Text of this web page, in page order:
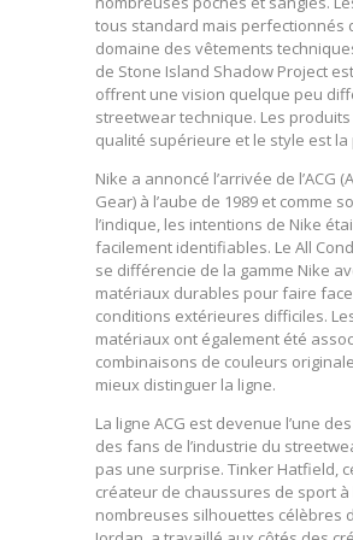
tous standard mais perfectionnés
domaine des vêtements
de Stone Island Shadow Project est
offrent une vision quelque peu
streetwear technique. Les
qualité supérieure et le style est la
Nike a annoncé l’arrivée de l’ACG
Gear) à l’aube de 1989 et comme
l’indique, les intentions de Nike
facilement identifiables. Le All
se différencie de la gamme Nike
matériaux durables pour faire
conditions extérieures difficiles.
matériaux ont également été
combinaisons de couleurs
mieux distinguer la ligne.
La ligne ACG est devenue l’une
des fans de l’industrie du
pas une surprise. Tinker Hatfield,
créateur de chaussures de sport à
nombreuses silhouettes célèbres